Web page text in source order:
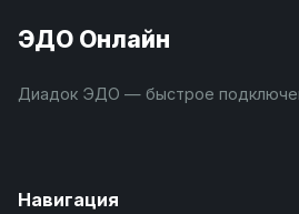
ЭДО Онлайн
Диадок ЭДО — быстрое
Навигация